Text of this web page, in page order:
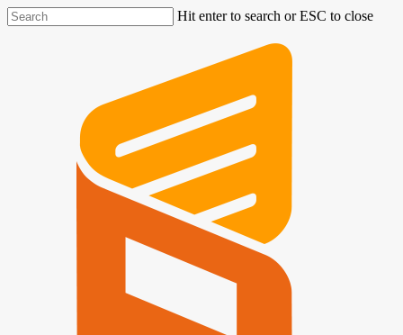
Hit enter to search or ESC to close